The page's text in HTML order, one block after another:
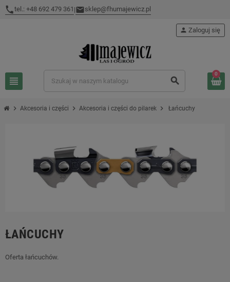
tel.: +48 692 479 361 | sklep@fhumajewicz.pl
view_headline search
person Zaloguj się
0
chevron_right Akcesoria i części chevron_right Akcesoria i części do pilarek chevron_right Łańcuchy
ŁAŃCUCHY
Oferta łańcuchów.